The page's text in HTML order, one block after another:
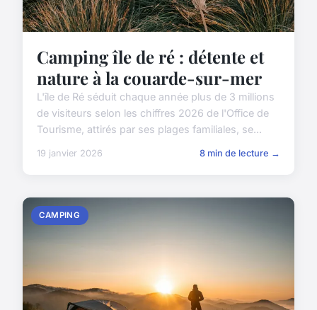
Camping île de ré : détente et
nature à la couarde-sur-mer
L'île de Ré séduit chaque année plus de 3 millions
de visiteurs selon les chiffres 2026 de l'Office de
Tourisme, attirés par ses plages familiales, se...
19 janvier 2026 8 min de lecture →
CAMPING